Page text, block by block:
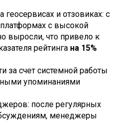
и отзовиках: с
платформах с высокой
выросли, что привело к
рейтинга на 15%
за счет системной работы
упоминаниями
после регулярных
менеджеры